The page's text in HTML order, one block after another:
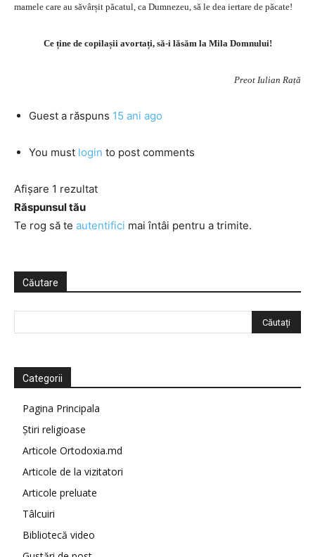
mamele care au săvârșit păcatul, ca Dumnezeu, să le dea iertare de păcate!
Ce ține de copilașii avortați, să-i lăsăm la Mila Domnului!
Preot Iulian Rață
Guest a răspuns 15 ani ago
You must login to post comments
Afișare 1 rezultat
Răspunsul tău
Te rog să te autentifici mai întâi pentru a trimite.
Căutare
Categorii
Pagina Principala
Știri religioase
Articole Ortodoxia.md
Articole de la vizitatori
Articole preluate
Tâlcuiri
Bibliotecă video